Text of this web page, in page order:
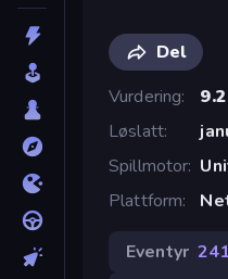
Del
Vurdering
9.2
Løslatt
Spillmotor
Plattform
Eventyr 241